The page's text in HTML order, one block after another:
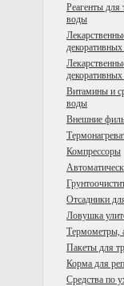
Реагенты для
воды
Витамины и
воды
Внешние
Компрессоры
Отсадники
Ловушка
Термометры,
Пакеты для
Корма для
Средства по